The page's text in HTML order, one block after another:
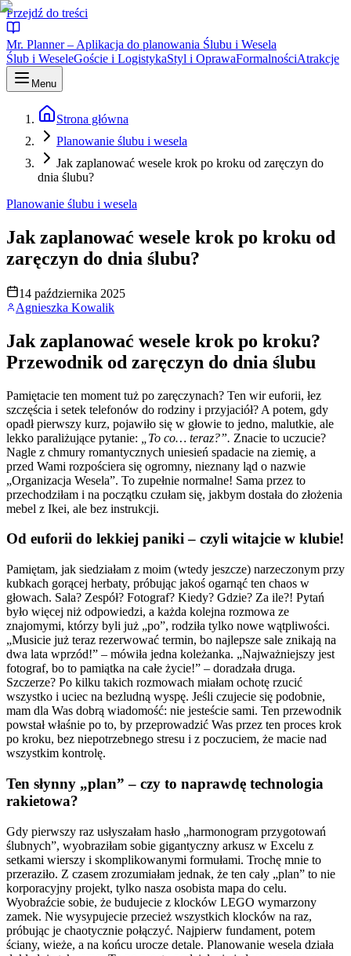
Przejdź do treści
Mr. Planner – Aplikacja do planowania Ślubu i Wesela
Ślub i WeseleGoście i LogistykaStyl i OprawaFormalnościAtrakcje
Menu
Strona główna
Planowanie ślubu i wesela
Jak zaplanować wesele krok po kroku od zaręczyn do
dnia ślubu?
Planowanie ślubu i wesela
Jak zaplanować wesele krok po kroku od
zaręczyn do dnia ślubu?
14 października 2025
Agnieszka Kowalik
Jak zaplanować wesele krok po kroku?
Przewodnik od zaręczyn do dnia ślubu
Pamiętacie ten moment tuż po zaręczynach? Ten wir euforii, łez
szczęścia i setek telefonów do rodziny i przyjaciół? A potem, gdy
opadł pierwszy kurz, pojawiło się w głowie to jedno, malutkie, ale
lekko paraliżujące pytanie:
„To co… teraz?”. Znacie to uczucie?
Nagle z chmury romantycznych uniesień spadacie na ziemię, a
przed Wami rozpościera się ogromny, nieznany ląd o nazwie
„Organizacja Wesela”. To zupełnie normalne! Sama przez to
przechodziłam i na początku czułam się, jakbym dostała do złożenia
mebel z Ikei, ale bez instrukcji.
Od euforii do lekkiej paniki – czyli witajcie w klubie!
Pamiętam, jak siedziałam z moim (wtedy jeszcze) narzeczonym przy
kubkach gorącej herbaty, próbując jakoś ogarnąć ten chaos w
głowach. Sala? Zespół? Fotograf? Kiedy? Gdzie? Za ile?! Pytań
było więcej niż odpowiedzi, a każda kolejna rozmowa ze
znajomymi, którzy byli już „po”, rodziła tylko nowe wątpliwości.
„Musicie już teraz rezerwować termin, bo najlepsze sale znikają na
dwa lata wprzód!” – mówiła jedna koleżanka. „Najważniejszy jest
fotograf, bo to pamiątka na całe życie!” – doradzała druga.
Szczerze? Po kilku takich rozmowach miałam ochotę rzucić
wszystko i uciec na bezludną wyspę. Jeśli czujecie się podobnie,
mam dla Was dobrą wiadomość: nie jesteście sami. Ten przewodnik
powstał właśnie po to, by przeprowadzić Was przez ten proces krok
po kroku, bez niepotrzebnego stresu i z poczuciem, że macie nad
wszystkim kontrolę.
Ten słynny „plan” – czy to naprawdę technologia
rakietowa?
Gdy pierwszy raz usłyszałam hasło „harmonogram przygotowań
ślubnych”, wyobraziłam sobie gigantyczny arkusz w Excelu z
setkami wierszy i skomplikowanymi formułami. Trochę mnie to
przeraziło. Z czasem zrozumiałam jednak, że ten cały „plan” to nie
korporacyjny projekt, tylko nasza osobista mapa do celu.
Wyobraźcie sobie, że budujecie z klocków LEGO wymarzony
zamek. Nie wysypujecie przecież wszystkich klocków na raz,
próbując je chaotycznie połączyć. Najpierw fundament, potem
ściany, wieże, a na końcu urocze detale. Planowanie wesela działa